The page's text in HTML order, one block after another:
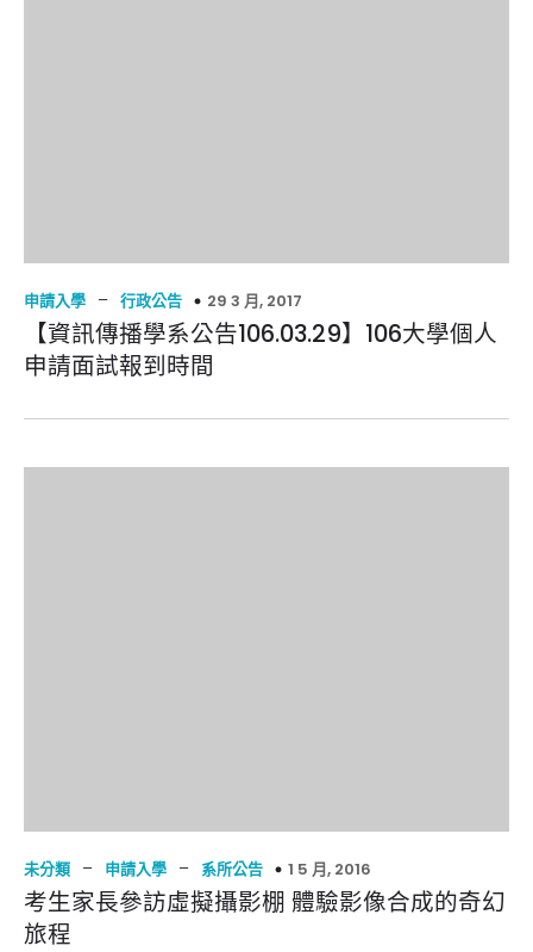
申請入學 – 行政公告 29 3 月, 2017
【資訊傳播學系公告106.03.29】106大學個人
申請面試報到時間
未分類 – 申請入學 – 系所公告 1 5 月, 2016
考生家長參訪虛擬攝影棚 體驗影像合成的奇幻
旅程